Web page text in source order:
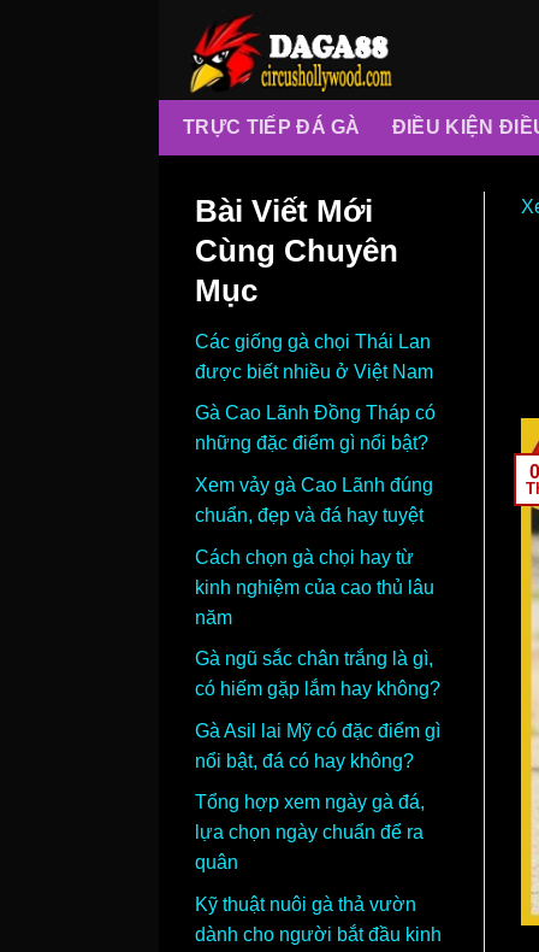
content
TRỰC TIẾP ĐÁ GÀ ĐIỀU KIỆN
Bài Viết Mới
Cùng Chuyên
Mục
Các giống gà chọi Thái Lan
được biết nhiều ở Việt Nam
Gà Cao Lãnh Đồng Tháp có
những đặc điểm gì nổi bật?
Xem vảy gà Cao Lãnh đúng
chuẩn, đẹp và đá hay tuyệt
Cách chọn gà chọi hay từ
kinh nghiệm của cao thủ lâu
năm
Gà ngũ sắc chân trắng là gì,
có hiếm gặp lắm hay không?
Gà Asil lai Mỹ có đặc điểm gì
nổi bật, đá có hay không?
Tổng hợp xem ngày gà đá,
lựa chọn ngày chuẩn để ra
quân
Kỹ thuật nuôi gà thả vườn
dành cho người bắt đầu kinh